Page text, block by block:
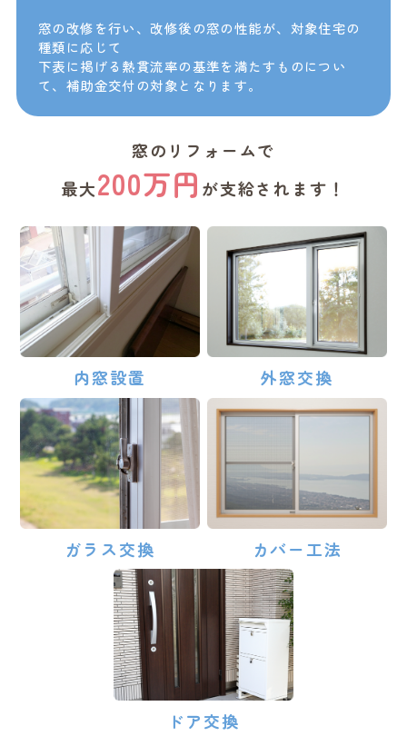
窓の改修を行い、改修後の窓の性能が、対象住宅の
種類に応じて
下表に掲げる熱貫流率の基準を満たすものについ
て、補助金交付の対象となります。​
窓のリフォームで
最大200万円 が支給されます！
内窓設置 外窓交換
ガラス交換 カバー工法
ドア交換